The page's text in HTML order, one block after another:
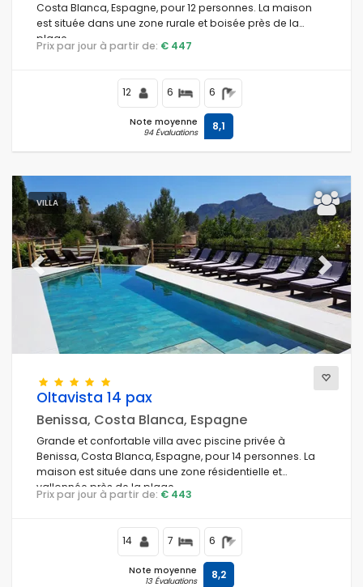
Costa Blanca, Espagne, pour 12 personnes. La maison
est située dans une zone rurale et boisée près de la
plage.
Prix par jour à partir de: € 447
12 6 6
Note moyenne
94 Évaluations 8,1
VILLA
Previous Next
Oltavista 14 pax
Benissa, Costa Blanca, Espagne
Grande et confortable villa avec piscine privée à
Benissa, Costa Blanca, Espagne, pour 14 personnes. La
maison est située dans une zone résidentielle et
vallonnée près de la plage.
Prix par jour à partir de: € 443
14 7 6
Note moyenne
13 Évaluations 8,2